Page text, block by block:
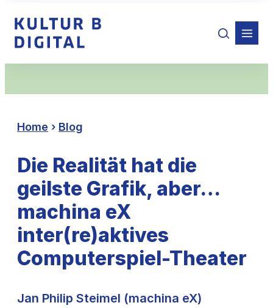
Inhalt
springen
Home › Blog
Die Realität hat die
geilste Grafik, aber…
machina eX
inter(re)aktives
Computerspiel-Theater
Jan Philip Steimel (machina eX)